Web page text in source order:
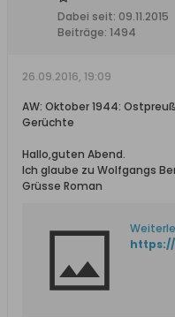
Dabei seit: 09.11.2015
Beiträge: 1494
26.09.2016, 19:09
AW: Oktober 1944:
Gerüchte
Hallo,guten Abend.
Ich glaube zu Wolfgangs
Grüsse Roman